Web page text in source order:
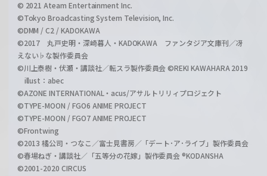
© 2021 Ateam Entertainment Inc.
©Tokyo Broadcasting System Television, Inc.
©DMM / C2 / KADOKAWA
©2017 丸戸史明・深崎暮人・KADOKAWA ファンタジア文庫刊／冴
えない♭な製作委員会
©川上泰樹・伏瀬・講談社／転スラ製作委員会 ©REKI KAWAHARA 2019
illust：abec
©AZONE INTERNATIONAL・acus/アサルトリリィプロジェクト
©TYPE-MOON / FGO6 ANIME PROJECT
©TYPE-MOON / FGO7 ANIME PROJECT
©Frontwing
©2013 橘公司・つなこ／富士見書房／「デート･ア･ライブ」製作委員会
©春場ねぎ・講談社／「五等分の花嫁」製作委員会 ®KODANSHA
©2001-2020 CIRCUS